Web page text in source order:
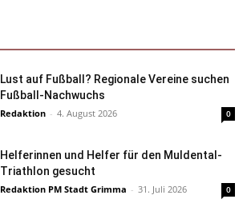
Lust auf Fußball? Regionale Vereine suchen
Fußball-Nachwuchs
Redaktion - 4. August 2026 0
Helferinnen und Helfer für den Muldental-
Triathlon gesucht
Redaktion PM Stadt Grimma - 31. Juli 2026 0